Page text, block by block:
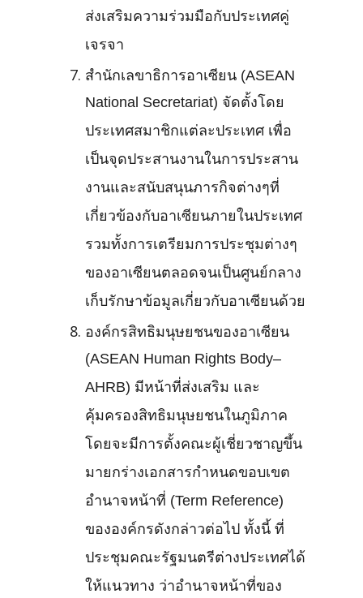
ส่งเสริมความร่วมมือกับประเทศคู่
เจรจา
สำนักเลขาธิการอาเซียน (ASEAN
National Secretariat) จัดตั้งโดย
ประเทศสมาชิกแต่ละประเทศ เพื่อ
เป็นจุดประสานงานในการประสาน
งานและสนับสนุนภารกิจต่างๆที่
เกี่ยวข้องกับอาเซียนภายในประเทศ
รวมทั้งการเตรียมการประชุมต่างๆ
ของอาเซียนตลอดจนเป็นศูนย์กลาง
เก็บรักษาข้อมูลเกี่ยวกับอาเซียนด้วย
องค์กรสิทธิมนุษยชนของอาเซียน
(ASEAN Human Rights Body–
AHRB) มีหน้าที่ส่งเสริม และ
คุ้มครองสิทธิมนุษยชนในภูมิภาค
โดยจะมีการตั้งคณะผู้เชี่ยวชาญขึ้น
มายกร่างเอกสารกำหนดขอบเขต
อำนาจหน้าที่ (Term Reference)
ขององค์กรดังกล่าวต่อไป ทั้งนี้ ที่
ประชุมคณะรัฐมนตรีต่างประเทศได้
ให้แนวทาง ว่าอำนาจหน้าที่ของ